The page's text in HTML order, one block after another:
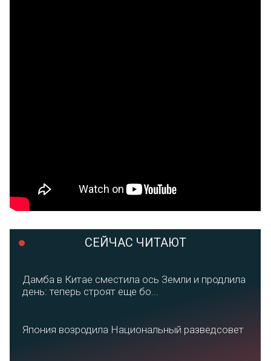
СЕЙЧАС ЧИТАЮТ
Дамба в Китае сместила ось Земли и продлила
день: теперь строят еще бо...
Япония возродила Национальный разведсовет